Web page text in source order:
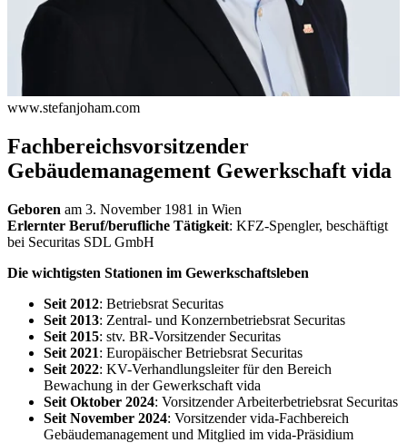
www.stefanjoham.com
Fachbereichsvorsitzender
Gebäudemanagement Gewerkschaft vida
Geboren am 3. November 1981 in Wien
Erlernter Beruf/berufliche Tätigkeit: KFZ-Spengler, beschäftigt
bei Securitas SDL GmbH
Die wichtigsten Stationen im Gewerkschaftsleben
Seit 2012: Betriebsrat Securitas
Seit 2013: Zentral- und Konzernbetriebsrat Securitas
Seit 2015: stv. BR-Vorsitzender Securitas
Seit 2021: Europäischer Betriebsrat Securitas
Seit 2022: KV-Verhandlungsleiter für den Bereich
Bewachung in der Gewerkschaft vida
Seit Oktober 2024: Vorsitzender Arbeiterbetriebsrat Securitas
Seit November 2024: Vorsitzender vida-Fachbereich
Gebäudemanagement und Mitglied im vida-Präsidium